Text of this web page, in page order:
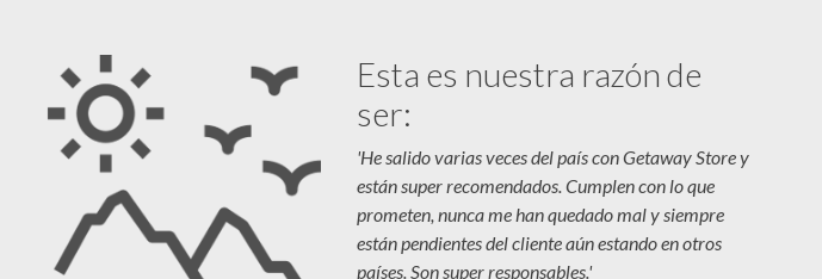
Esta es nuestra razón de
ser:
'He salido varias veces del país con Getaway Store y
están super recomendados. Cumplen con lo que
prometen, nunca me han quedado mal y siempre
están pendientes del cliente aún estando en otros
países. Son super responsables.'